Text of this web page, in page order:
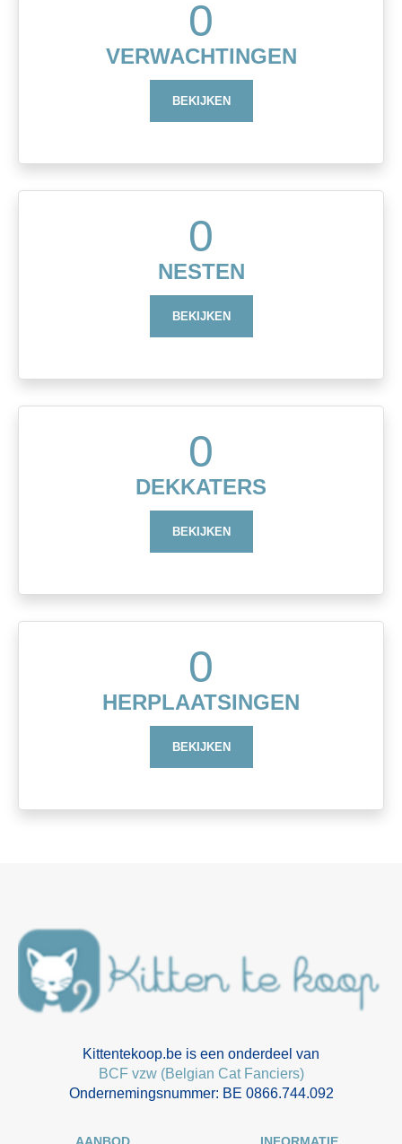
0
VERWACHTINGEN
BEKIJKEN
0
NESTEN
BEKIJKEN
0
DEKKATERS
BEKIJKEN
0
HERPLAATSINGEN
BEKIJKEN
Kittentekoop.be is een onderdeel van
BCF vzw (Belgian Cat Fanciers)
Ondernemingsnummer: BE 0866.744.092